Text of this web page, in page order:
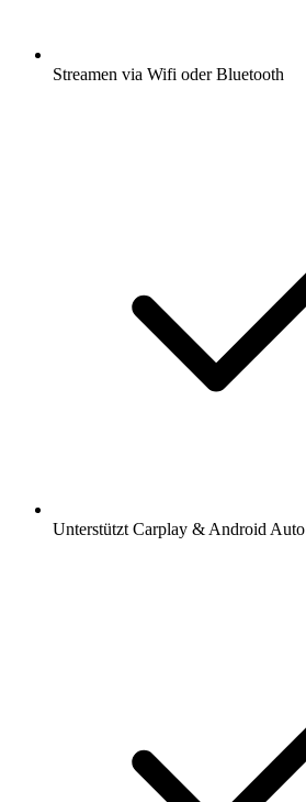
Streamen via Wifi oder Bluetooth
Unterstützt Carplay & Android Auto